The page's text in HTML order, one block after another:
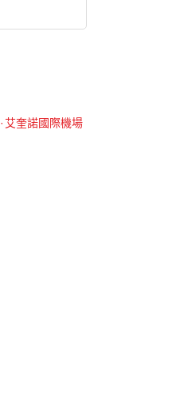
艾奎諾國際機場